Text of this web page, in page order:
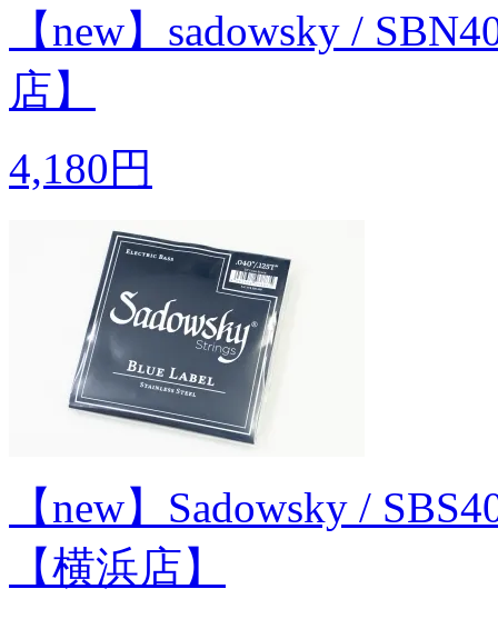
【new】sadowsky /
店】
4,180円
【new】Sadowsky /
【横浜店】